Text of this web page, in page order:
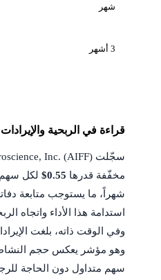
شهر
3 أشهر
قراءة في الربحية والإيرادات
مخفّفة قدرها $0.55لكل سهم
شهراً، ما يستوجب متابعة
استدامة هذا الأداء واتجاه
وفي الوقت ذاته، بلغت
وهو مؤشر يعكس حجم النشاط
سهم متداول دون الحاجة